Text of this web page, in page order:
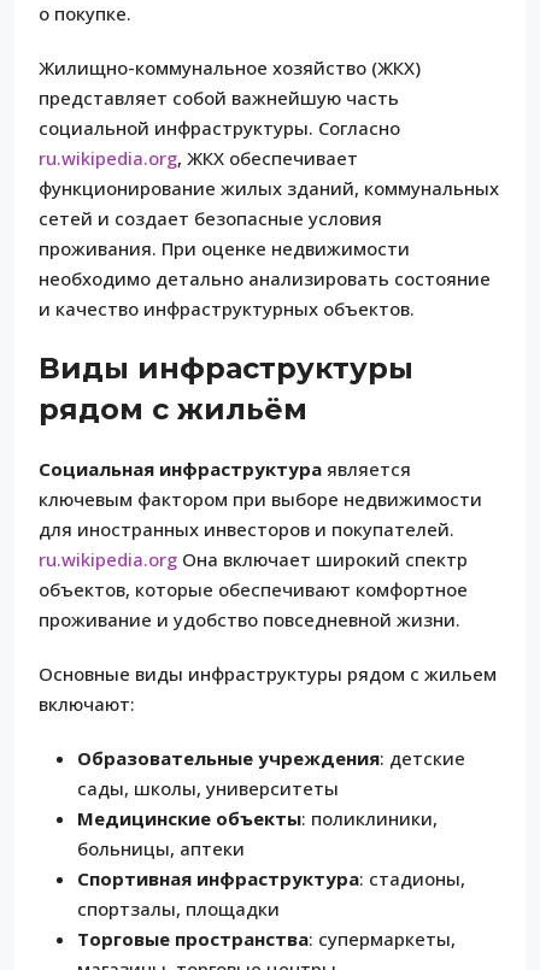
о покупке.
Жилищно-коммунальное хозяйство (ЖКХ)
представляет собой важнейшую часть
социальной инфраструктуры. Согласно
ru.wikipedia.org, ЖКХ обеспечивает
функционирование жилых зданий, коммунальных
сетей и создает безопасные условия
проживания. При оценке недвижимости
необходимо детально анализировать состояние
и качество инфраструктурных объектов.
Виды инфраструктуры
рядом с жильём
Социальная инфраструктура является
ключевым фактором при выборе недвижимости
для иностранных инвесторов и покупателей.
ru.wikipedia.org Она включает широкий спектр
объектов, которые обеспечивают комфортное
проживание и удобство повседневной жизни.
Основные виды инфраструктуры рядом с жильем
включают:
Образовательные учреждения: детские
сады, школы, университеты
Медицинские объекты: поликлиники,
больницы, аптеки
Спортивная инфраструктура: стадионы,
спортзалы, площадки
Торговые пространства: супермаркеты,